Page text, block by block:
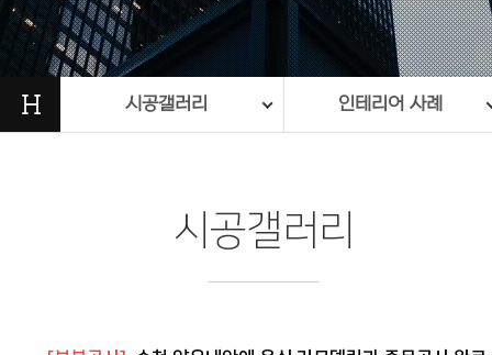
H 시공갤러리 인테리어 사례
시공갤러리